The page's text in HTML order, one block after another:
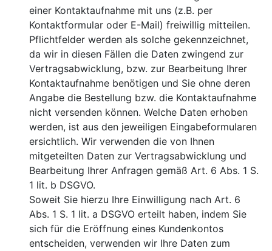
einer Kontaktaufnahme mit uns (z.B. per
Kontaktformular oder E-Mail) freiwillig mitteilen.
Pflichtfelder werden als solche gekennzeichnet,
da wir in diesen Fällen die Daten zwingend zur
Vertragsabwicklung, bzw. zur Bearbeitung Ihrer
Kontaktaufnahme benötigen und Sie ohne deren
Angabe die Bestellung bzw. die Kontaktaufnahme
nicht versenden können. Welche Daten erhoben
werden, ist aus den jeweiligen Eingabeformularen
ersichtlich. Wir verwenden die von Ihnen
mitgeteilten Daten zur Vertragsabwicklung und
Bearbeitung Ihrer Anfragen gemäß Art. 6 Abs. 1 S.
1 lit. b DSGVO.
Soweit Sie hierzu Ihre Einwilligung nach Art. 6
Abs. 1 S. 1 lit. a DSGVO erteilt haben, indem Sie
sich für die Eröffnung eines Kundenkontos
entscheiden, verwenden wir Ihre Daten zum